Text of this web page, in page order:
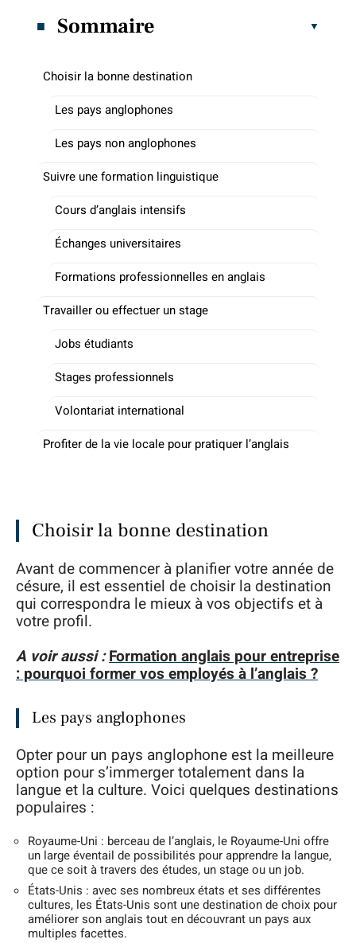
Sommaire
Choisir la bonne destination
Les pays anglophones
Les pays non anglophones
Suivre une formation linguistique
Cours d’anglais intensifs
Échanges universitaires
Formations professionnelles en anglais
Travailler ou effectuer un stage
Jobs étudiants
Stages professionnels
Volontariat international
Profiter de la vie locale pour pratiquer l’anglais
Choisir la bonne destination
Avant de commencer à planifier votre année de
césure, il est essentiel de choisir la destination
qui correspondra le mieux à vos objectifs et à
votre profil.
A voir aussi :Formation anglais pour entreprise
: pourquoi former vos employés à l’anglais ?
Les pays anglophones
Opter pour un pays anglophone est la meilleure
option pour s’immerger totalement dans la
langue et la culture. Voici quelques destinations
populaires :
Royaume-Uni : berceau de l’anglais, le Royaume-Uni offre
un large éventail de possibilités pour apprendre la langue,
que ce soit à travers des études, un stage ou un job.
États-Unis : avec ses nombreux états et ses différentes
cultures, les États-Unis sont une destination de choix pour
améliorer son anglais tout en découvrant un pays aux
multiples facettes.